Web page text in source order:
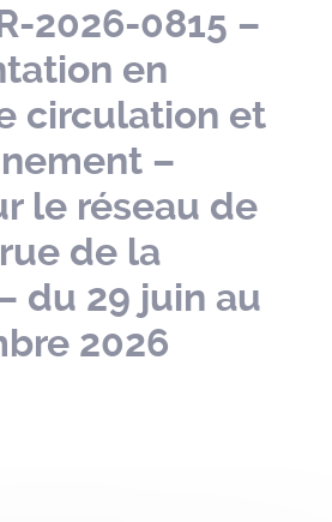
2026-0815 –
en
circulation et
–
le réseau de
de la
du 29 juin au
2026